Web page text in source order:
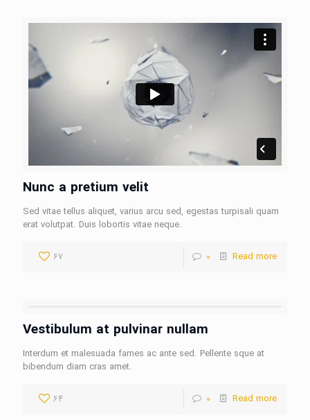
Nunc a pretium velit
Sed vitae tellus aliquet, varius arcu sed, egestas turpisali quam
erat volutpat. Duis lobortis vitae neque.
67 0 Read more
Vestibulum at pulvinar nullam
Interdum et malesuada fames ac ante sed. Pellente sque at
bibendum diam cras amet.
64 0 Read more